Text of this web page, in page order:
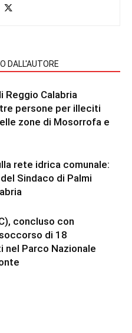
DALL'AUTORE
Reggio Calabria
persone per illeciti
zone di Mosorrofa e
rete idrica comunale:
Sindaco di Palmi
concluso con
di 18
nel Parco Nazionale